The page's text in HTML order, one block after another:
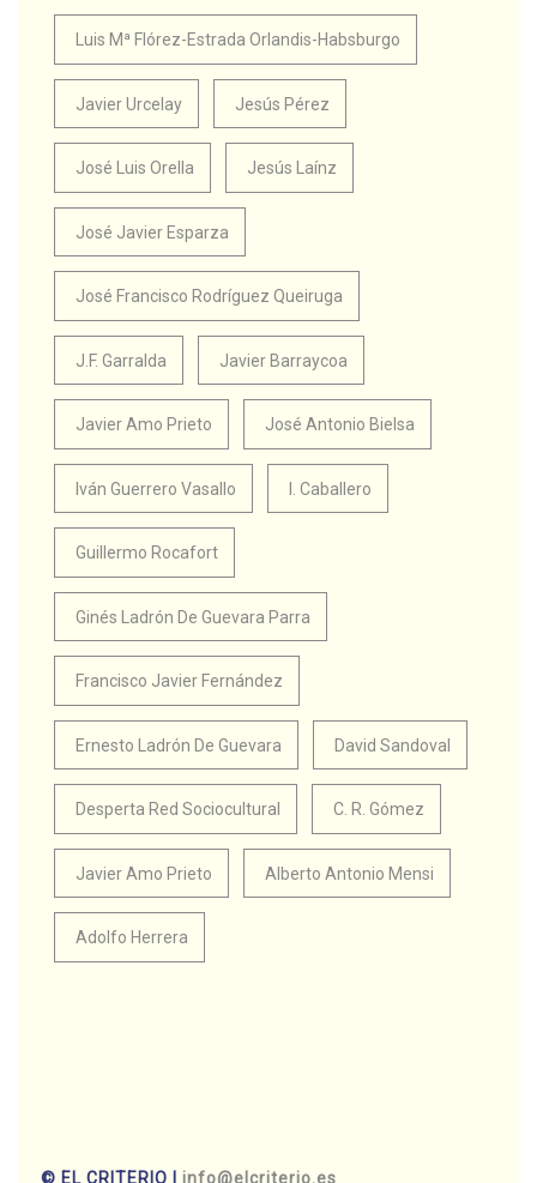
Luis Mª Flórez-Estrada Orlandis-Habsburgo
Javier Urcelay Jesús Pérez
José Luis Orella Jesús Laínz
José Javier Esparza
José Francisco Rodríguez Queiruga
J.F. Garralda Javier Barraycoa
Javier Amo Prieto José Antonio Bielsa
Iván Guerrero Vasallo I. Caballero
Guillermo Rocafort
Ginés Ladrón De Guevara Parra
Francisco Javier Fernández
Ernesto Ladrón De Guevara David Sandoval
Desperta Red Sociocultural C. R. Gómez
Javier Amo Prieto Alberto Antonio Mensi
Adolfo Herrera
© EL CRITERIO | info@elcriterio.es